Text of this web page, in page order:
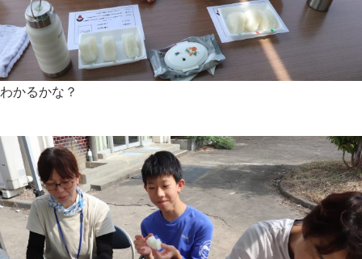
わかるかな？